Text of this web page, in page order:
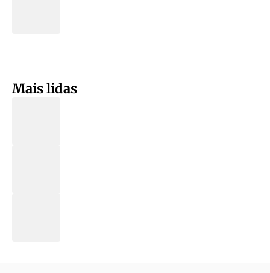
Mais lidas